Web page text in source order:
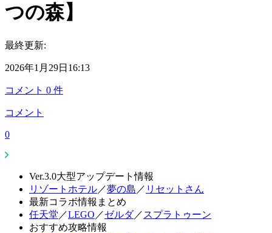
つの森】
最終更新:
2026年1月29日16:13
コメント 0 件
コメント
0
Ver.3.0大型アップデート情報
リゾートホテル／夢の島 ／ リセットさん
最新コラボ情報まとめ
任天堂 ／LEGO ／ゼルダ／ スプラトゥーン
おすすめ攻略情報